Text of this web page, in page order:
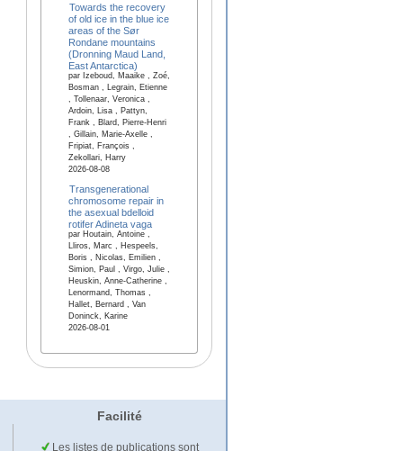
Towards the recovery
of old ice in the blue ice
areas of the Sør
Rondane mountains
(Dronning Maud Land,
East Antarctica)
par Izeboud, Maaike , Zoé,
Bosman , Legrain, Etienne
, Tollenaar, Veronica ,
Ardoin, Lisa , Pattyn,
Frank , Blard, Pierre-Henri
, Gillain, Marie-Axelle ,
Fripiat, François ,
Zekollari, Harry
2026-08-08
Transgenerational
chromosome repair in
the asexual bdelloid
rotifer Adineta vaga
par Houtain, Antoine ,
Lliros, Marc , Hespeels,
Boris , Nicolas, Emilien ,
Simion, Paul , Virgo, Julie ,
Heuskin, Anne-Catherine ,
Lenormand, Thomas ,
Hallet, Bernard , Van
Doninck, Karine
2026-08-01
Facilité
Les listes de publications sont